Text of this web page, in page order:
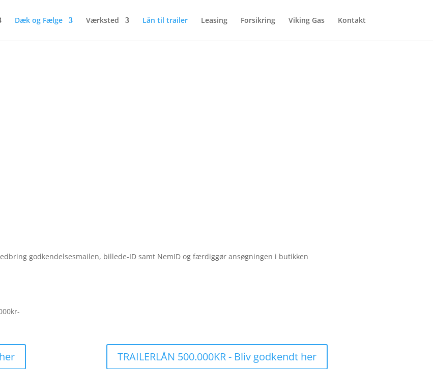
Dæk og Fælge Værksted Lån til trailer Leasing Forsikring Viking Gas Kontakt
godkendelsesmailen, billede-ID samt NemID og færdiggør ansøgningen i butikken
TRAILERLÅN 500.000KR - Bliv godkendt her